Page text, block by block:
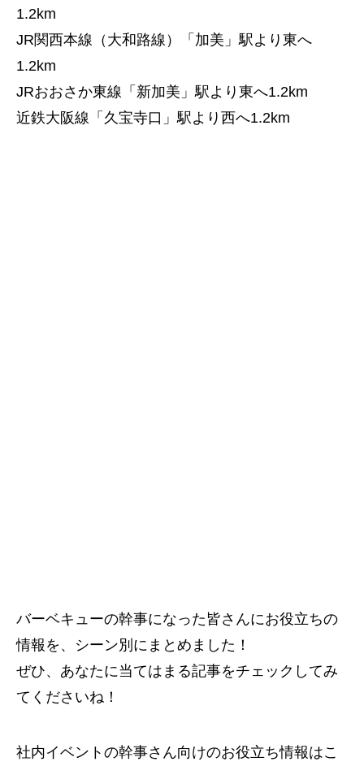
1.2km
JR関西本線（大和路線）「加美」駅より東へ
1.2km
JRおおさか東線「新加美」駅より東へ1.2km
近鉄大阪線「久宝寺口」駅より西へ1.2km
バーベキューの幹事になった皆さんにお役立ちの
情報を、シーン別にまとめました！
ぜひ、あなたに当てはまる記事をチェックしてみ
てくださいね！
社内イベントの幹事さん向けのお役立ち情報はこ